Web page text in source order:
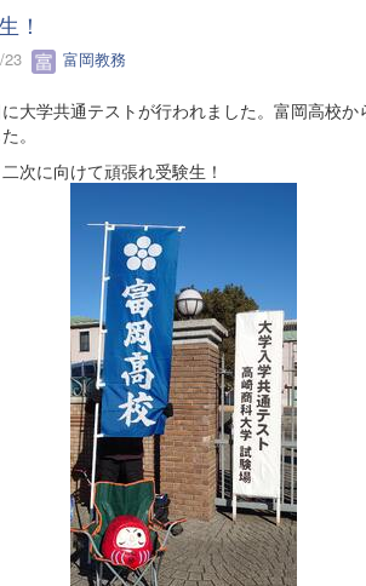
！
23 富岡教務
大学共通テストが行われました。富岡高校か
。
次に向けて頑張れ受験生！